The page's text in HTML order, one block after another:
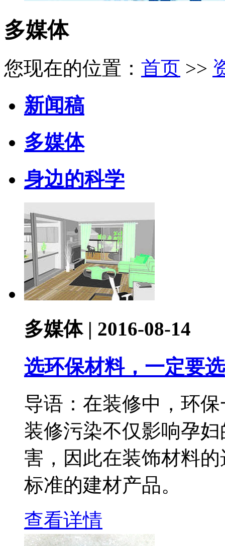
多媒体
您现在的位置： 首页 >>
新闻稿
多媒体
身边的科学
多媒体 | 2016-08-14
选环保材料，一定要
导语：在装修中，环
装修污染不仅影响孕
害，因此在装饰材料
标准的建材产品。
查看详情